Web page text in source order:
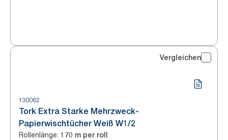
Vergleichen
130062
Tork Extra Starke Mehrzweck-
Papierwischtücher Weiß W1/2
Rollenlänge: 170 m per roll